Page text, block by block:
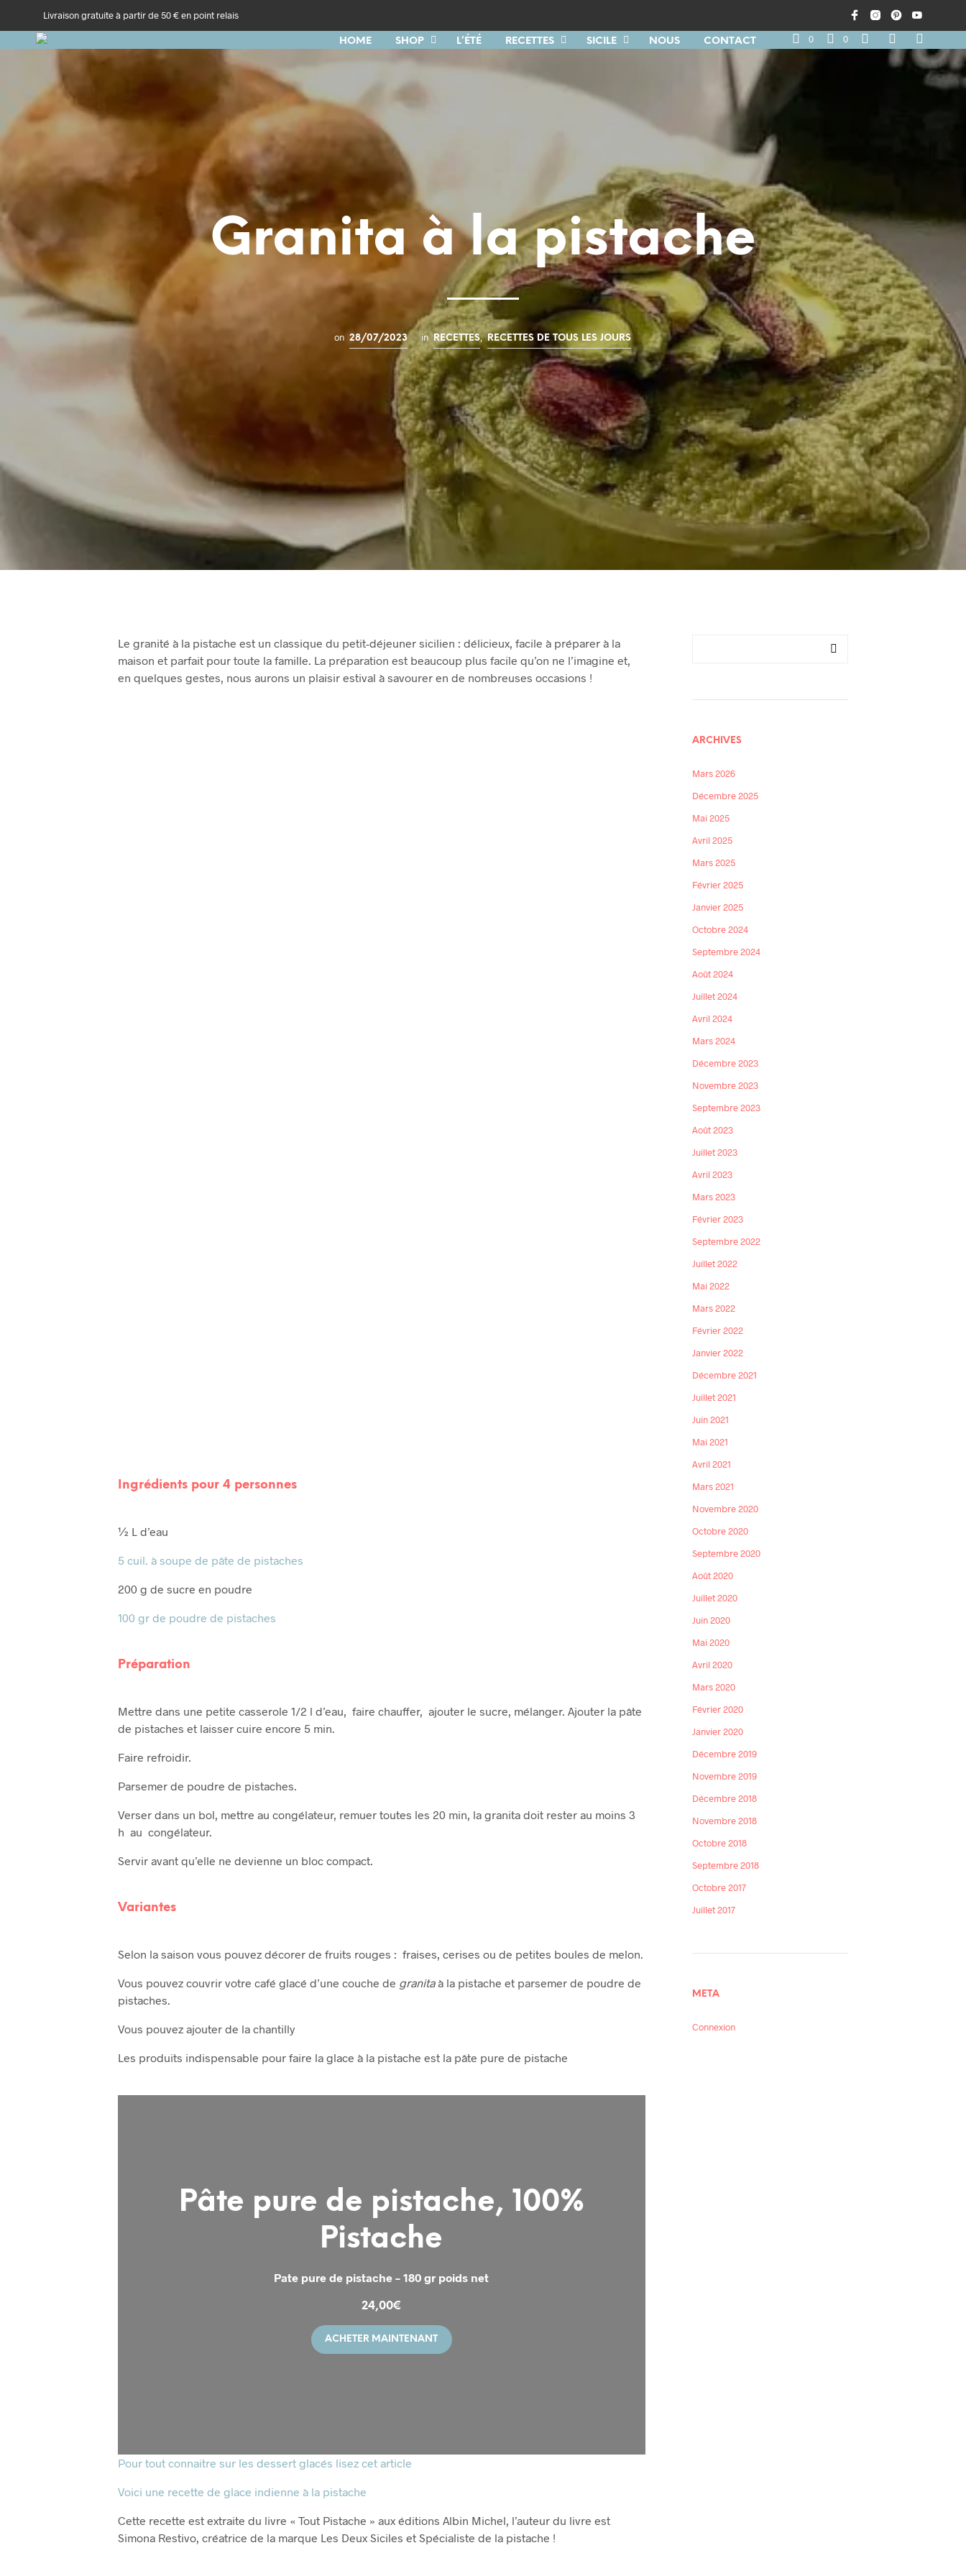
Livraison gratuite à partir de 50 € en point relais
HOME SHOP L’ÉTÉ RECETTES SICILE NOUS CONTACT 0 0
Granita à la pistache
on 28/07/2023 in RECETTES, RECETTES DE TOUS LES JOURS
Le granité à la pistache est un classique du petit-déjeuner sicilien : délicieux, facile à préparer à la
maison et parfait pour toute la famille. La préparation est beaucoup plus facile qu’on ne l’imagine et,
en quelques gestes, nous aurons un plaisir estival à savourer en de nombreuses occasions !
Ingrédients pour 4 personnes
½ L d’eau
5 cuil. à soupe de pâte de pistaches
200 g de sucre en poudre
100 gr de poudre de pistaches
Préparation
Mettre dans une petite casserole 1/2 l d’eau, faire chauffer, ajouter le sucre, mélanger. Ajouter la pâte
de pistaches et laisser cuire encore 5 min.
Faire refroidir.
Parsemer de poudre de pistaches.
Verser dans un bol, mettre au congélateur, remuer toutes les 20 min, la granita doit rester au moins 3
h au congélateur.
Servir avant qu’elle ne devienne un bloc compact.
Variantes
Selon la saison vous pouvez décorer de fruits rouges : fraises, cerises ou de petites boules de melon.
Vous pouvez couvrir votre café glacé d’une couche de granitaà la pistache et parsemer de poudre de
pistaches.
Vous pouvez ajouter de la chantilly
Les produits indispensable pour faire la glace à la pistache est la pâte pure de pistache
Pâte pure de pistache, 100%
Pistache
Pate pure de pistache – 180 gr poids net
24,00€
ACHETER MAINTENANT
Pour tout connaitre sur les dessert glacés lisez cet article
Voici une recette de glace indienne à la pistache
Cette recette est extraite du livre « Tout Pistache » aux éditions Albin Michel, l’auteur du livre est
Simona Restivo, créatrice de la marque Les Deux Siciles et Spécialiste de la pistache !
ARCHIVES
Mars 2026
Décembre 2025
Mai 2025
Avril 2025
Mars 2025
Février 2025
Janvier 2025
Octobre 2024
Septembre 2024
Août 2024
Juillet 2024
Avril 2024
Mars 2024
Décembre 2023
Novembre 2023
Septembre 2023
Août 2023
Juillet 2023
Avril 2023
Mars 2023
Février 2023
Septembre 2022
Juillet 2022
Mai 2022
Mars 2022
Février 2022
Janvier 2022
Décembre 2021
Juillet 2021
Juin 2021
Mai 2021
Avril 2021
Mars 2021
Novembre 2020
Octobre 2020
Septembre 2020
Août 2020
Juillet 2020
Juin 2020
Mai 2020
Avril 2020
Mars 2020
Février 2020
Janvier 2020
Décembre 2019
Novembre 2019
Décembre 2018
Novembre 2018
Octobre 2018
Septembre 2018
Octobre 2017
Juillet 2017
META
Connexion